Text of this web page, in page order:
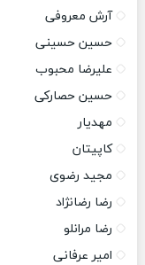
آرش معروفی
حسین حسینی
علیرضا محبوب
حسین حصارکی
مهدیار
کاپیتان
مجید رضوی
رضا رضانژاد
رضا مرانلو
امیر عرفانی